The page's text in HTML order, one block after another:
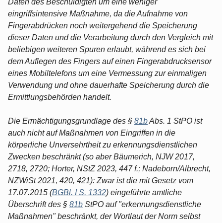
Daten des Beschuldigten um eine weniger
eingriffsintensive Maßnahme, da die Aufnahme von
Fingerabdrücken noch weitergehend die Speicherung
dieser Daten und die Verarbeitung durch den Vergleich mit
beliebigen weiteren Spuren erlaubt, während es sich bei
dem Auflegen des Fingers auf einen Fingerabdrucksensor
eines Mobiltelefons um eine Vermessung zur einmaligen
Verwendung und ohne dauerhafte Speicherung durch die
Ermittlungsbehörden handelt.
Die Ermächtigungsgrundlage des § 81bAbs. 1 StPO ist
auch nicht auf Maßnahmen von Eingriffen in die
körperliche Unversehrtheit zu erkennungsdienstlichen
Zwecken beschränkt (so aber Bäumerich, NJW 2017,
2718, 2720; Horter, NStZ 2023, 447 f.; Nadeborn/Albrecht,
NZWiSt 2021, 420, 421): Zwar ist die mit Gesetz vom
17.07.2015 (BGBl. I S. 1332) eingeführte amtliche
Überschrift des § 81b StPO auf "erkennungsdienstliche
Maßnahmen" beschränkt, der Wortlaut der Norm selbst